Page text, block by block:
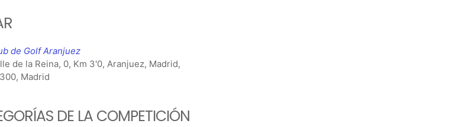
de Golf Aranjuez
de la Reina, 0, Km 3'0, Aranjuez, Madrid,
Madrid
DE LA COMPETICIÓN